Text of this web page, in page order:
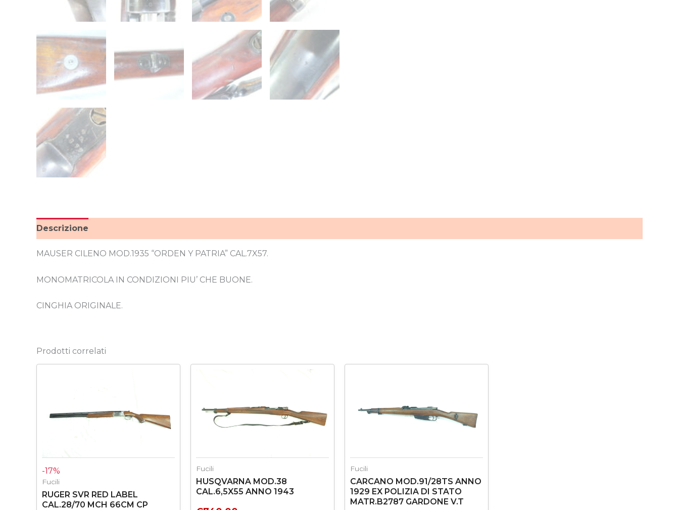
Descrizione
MAUSER CILENO MOD.1935 “ORDEN Y PATRIA” CAL.7X57.
MONOMATRICOLA IN CONDIZIONI PIU’ CHE BUONE.
CINGHIA ORIGINALE.
Prodotti correlati
-17%
Fucili
RUGER SVR RED LABEL
CAL.28/70 MCH 66CM CP
€1.150,00.€950,00.
Fucili
HUSQVARNA MOD.38
CAL.6,5X55 ANNO 1943
Fucili
CARCANO MOD.91/28TS ANNO
1929 EX POLIZIA DI STATO
MATR.B2787 GARDONE V.T